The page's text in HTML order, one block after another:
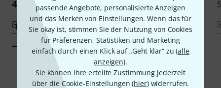
passende Angebote, personalisierte Anzeigen
und das Merken von Einstellungen. Wenn das für
Sie okay ist, stimmen Sie der Nutzung von Cookies
für Präferenzen, Statistiken und Marketing
einfach durch einen Klick auf „Geht klar“ zu (alle
anzeigen).
Sie können Ihre erteilte Zustimmung jederzeit
über die Cookie-Einstellungen (hier) widerrufen.
47 CHF
Vergleichen
47 CHF
Vergleichen